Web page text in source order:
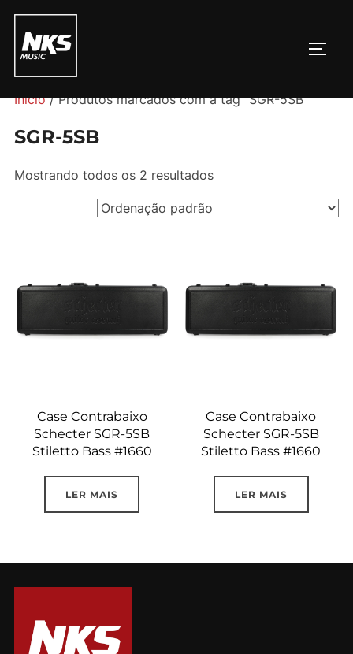
Pular
para
conteúdo
Início/ Produtos marcados com a tag “SGR-5SB”
SGR-5SB
Mostrando todos os 2 resultados
Case Contrabaixo
Schecter SGR-5SB
Stiletto Bass #1660
LER MAIS
Case Contrabaixo
Schecter SGR-5SB
Stiletto Bass #1660
LER MAIS